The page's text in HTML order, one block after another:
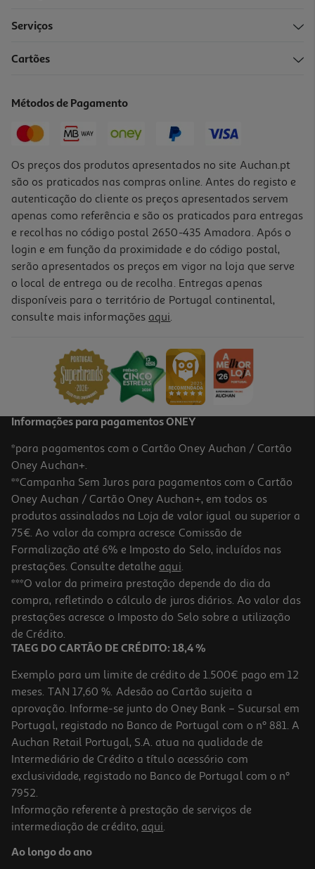
Serviços
Cartões
Métodos de Pagamento
Os preços dos produtos apresentados no site Auchan.pt
são os praticados nas compras online. Antes do registo e
autenticação do cliente os preços apresentados servem
apenas como referência e são os praticados para entregas
e recolhas no código postal 2650-435 Amadora. Após o
login e em função da proximidade e do código postal,
serão apresentados os preços em vigor na loja que serve
o local de entrega ou de recolha. Entregas apenas
disponíveis para o território de Portugal continental,
consulte mais informações aqui.
Informações para pagamentos ONEY
*para pagamentos com o Cartão Oney Auchan / Cartão
Oney Auchan+.
**Campanha Sem Juros para pagamentos com o Cartão
Oney Auchan / Cartão Oney Auchan+, em todos os
produtos assinalados na Loja de valor igual ou superior a
75€. Ao valor da compra acresce Comissão de
Formalização até 6% e Imposto do Selo, incluídos nas
prestações. Consulte detalhe aqui.
***O valor da primeira prestação depende do dia da
compra, refletindo o cálculo de juros diários. Ao valor das
prestações acresce o Imposto do Selo sobre a utilização
de Crédito.
TAEG DO CARTÃO DE CRÉDITO: 18,4 %
Exemplo para um limite de crédito de 1.500€ pago em 12
meses. TAN 17,60 %. Adesão ao Cartão sujeita a
aprovação. Informe-se junto do Oney Bank – Sucursal em
Portugal, registado no Banco de Portugal com o nº 881. A
Auchan Retail Portugal, S.A. atua na qualidade de
Intermediário de Crédito a título acessório com
exclusividade, registado no Banco de Portugal com o nº
7952.
Informação referente à prestação de serviços de
intermediação de crédito, aqui.
Ao longo do ano